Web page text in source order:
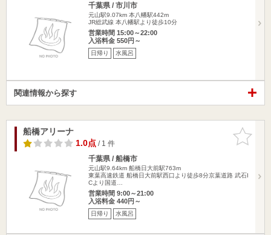
千葉県 / 市川市
元山駅9.07km 本八幡駅442m
JR総武線 本八幡駅より徒歩10分
営業時間 15:00～22:00
入浴料金 550円～
日帰り 水風呂
関連情報から探す
お気に入
りに追加
船橋アリーナ
1.0点/ 1 件
千葉県 / 船橋市
元山駅9.64km 船橋日大前駅763m
東葉高速鉄道 船橋日大前駅西口より徒歩8分京葉道路 武石I
Cより国道…
営業時間 9:00～21:00
入浴料金 440円～
日帰り 水風呂